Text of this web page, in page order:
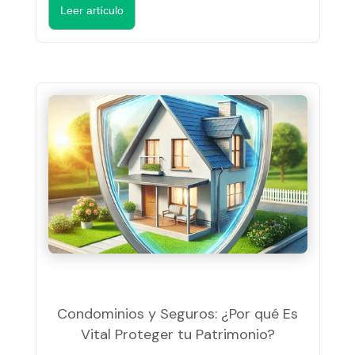
Leer artículo
Condominios y Seguros: ¿Por qué Es
Vital Proteger tu Patrimonio?